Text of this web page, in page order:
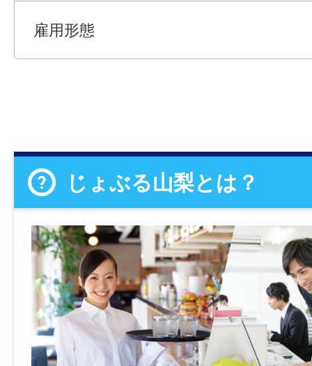
雇用形態
じょぶる山梨とは？